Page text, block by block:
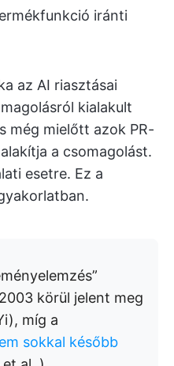
iránti
az AI riasztásai
kialakult
még mielőtt azok PR-
a csomagolást.
esetre. Ez a
körül jelent meg
míg a
sokkal később